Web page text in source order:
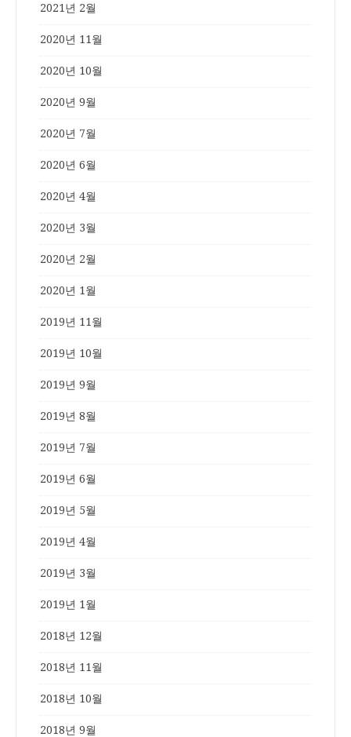
2021년 2월
2020년 11월
2020년 10월
2020년 9월
2020년 7월
2020년 6월
2020년 4월
2020년 3월
2020년 2월
2020년 1월
2019년 11월
2019년 10월
2019년 9월
2019년 8월
2019년 7월
2019년 6월
2019년 5월
2019년 4월
2019년 3월
2019년 1월
2018년 12월
2018년 11월
2018년 10월
2018년 9월